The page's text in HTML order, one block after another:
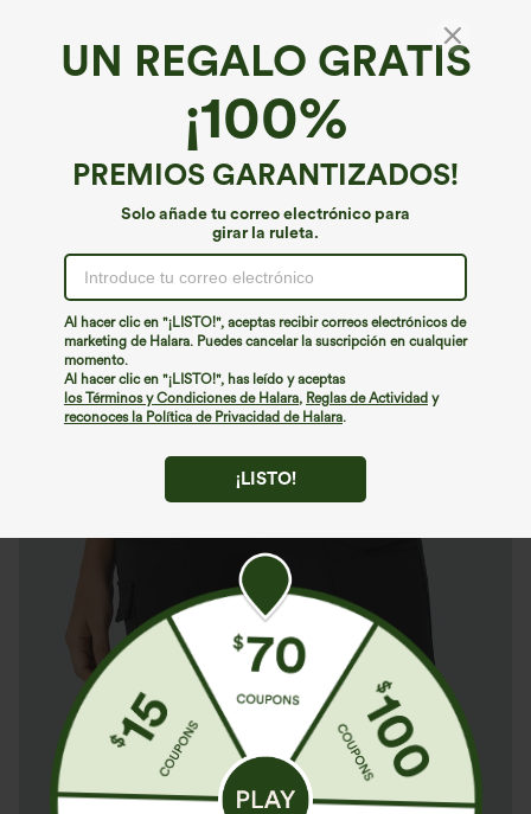
UN REGALO GRATIS
¡100%
PREMIOS GARANTIZADOS!
Solo añade tu correo electrónico para
girar la ruleta.
Al hacer clic en "¡LISTO!", aceptas recibir correos electrónicos de
marketing de Halara. Puedes cancelar la suscripción en cualquier
momento.
Al hacer clic en "¡LISTO!", has leído y aceptas
los Términos y Condiciones de Halara, Reglas de Actividad y
reconoces la Política de Privacidad de Halara.
¡LISTO!
Halara DayStretch*
Shorts tipo biker de trabajo con cintura alta y
23 )
€31,95 EUR